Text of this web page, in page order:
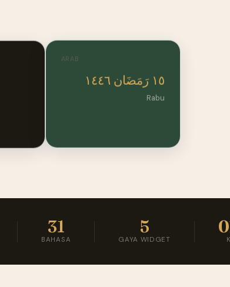
ARAB
١٥ رَمَضَان ١٤٤٦
Rabu
31
BAHASA
5
GAYA WIDGET